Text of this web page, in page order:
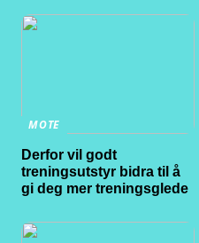
MOTE
Derfor vil godt
treningsutstyr bidra til å
gi deg mer treningsglede